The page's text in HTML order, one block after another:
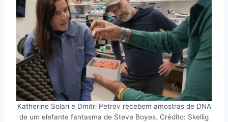
Katherine Solari e Dmitri Petrov recebem amostras de DNA
de um elefante fantasma de Steve Boyes. Crédito: Skellig